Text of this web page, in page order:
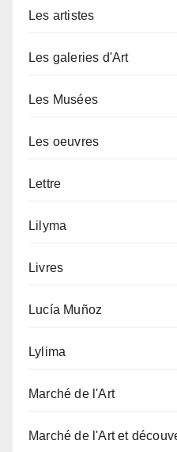
Les artistes
Les galeries d'Art
Les Musées
Les oeuvres
Lettre
Lilyma
Livres
Lucía Muñoz
Lylima
Marché de l'Art
Marché de l'Art et